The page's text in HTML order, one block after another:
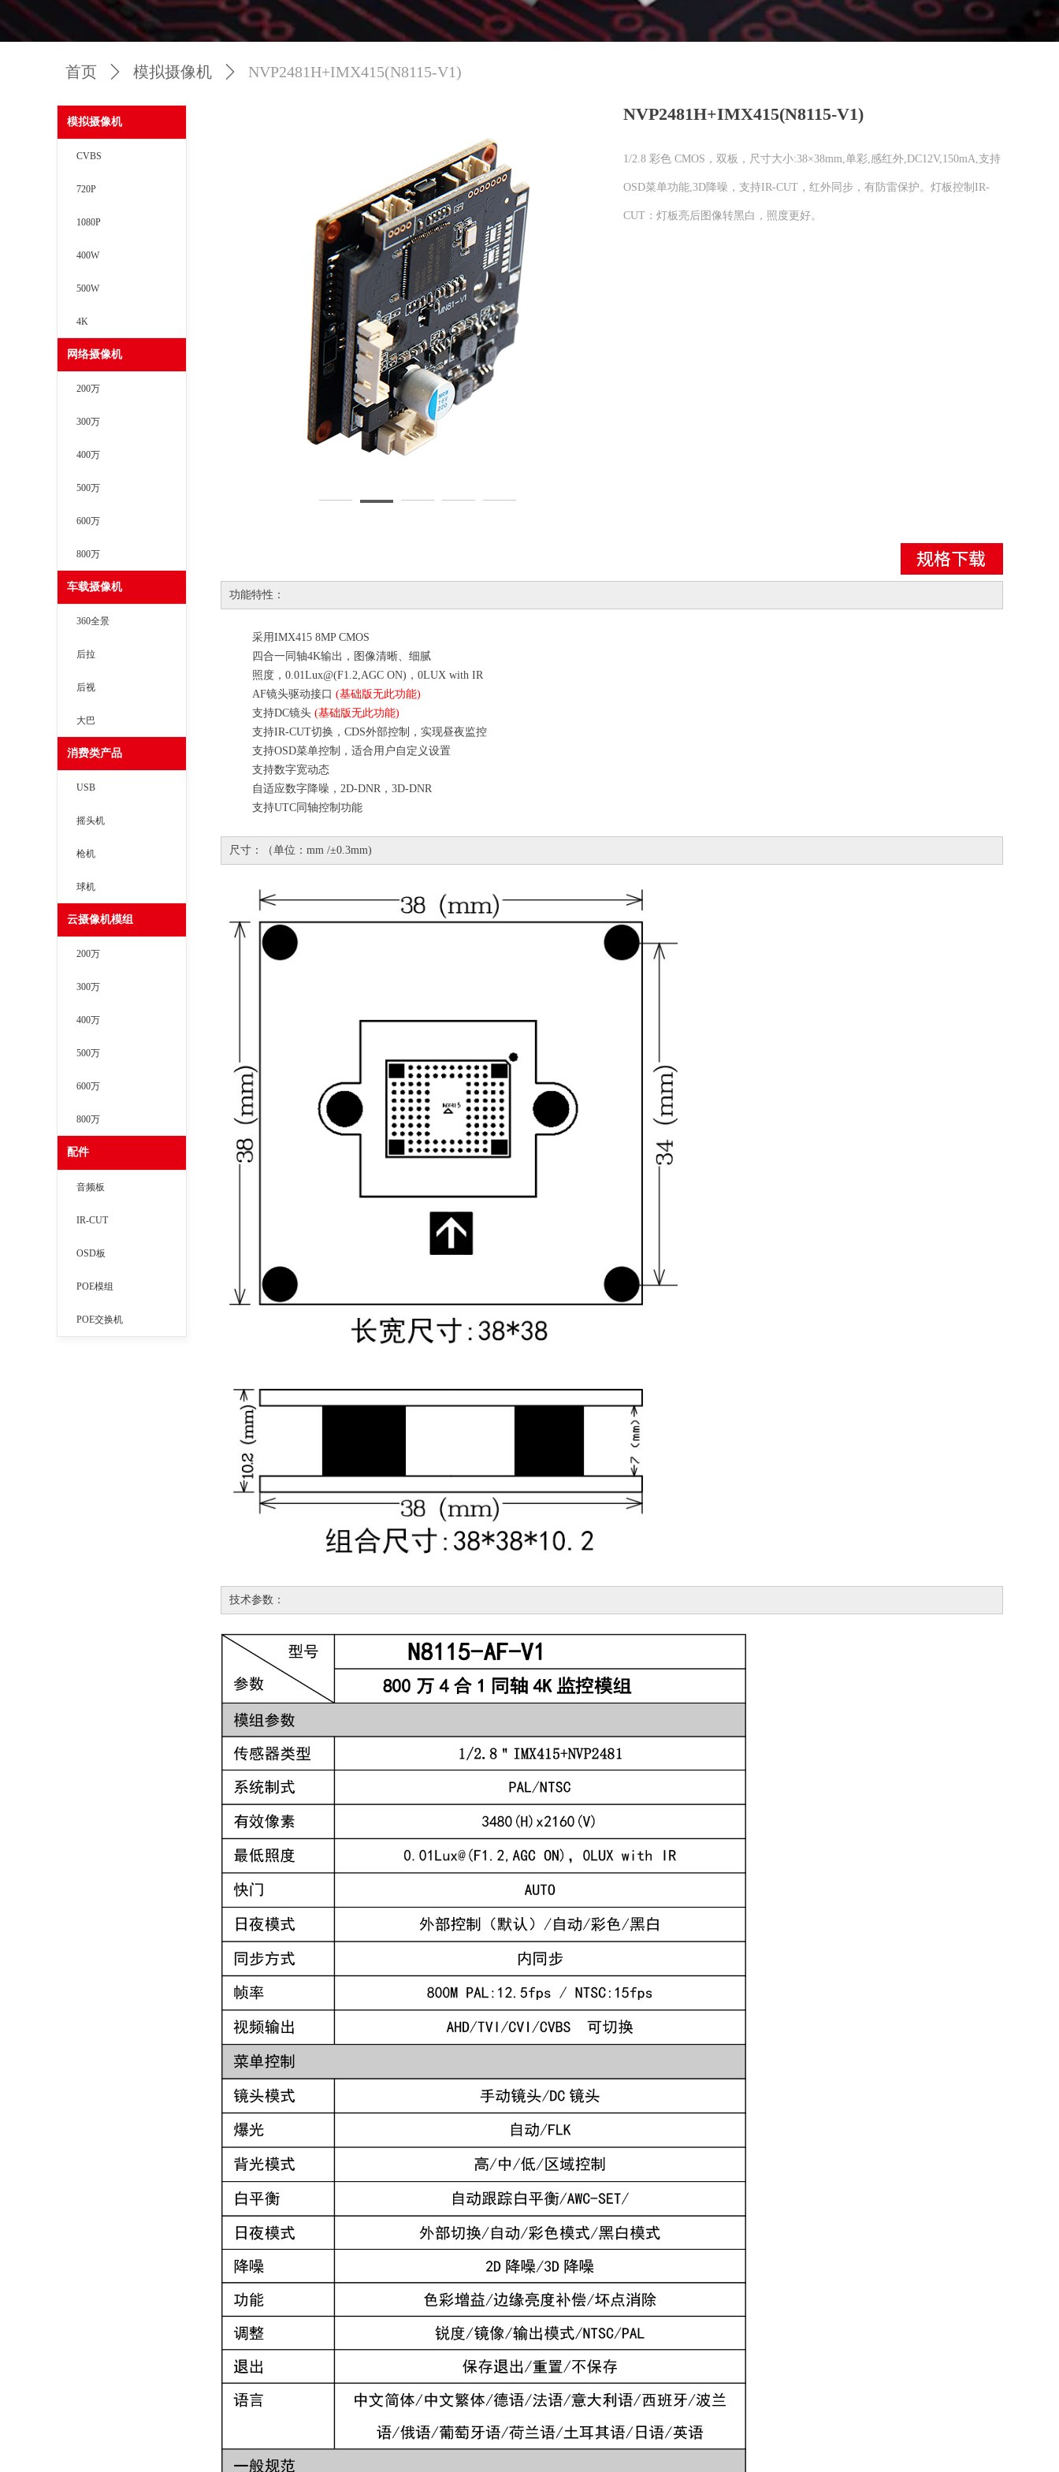
NVP2481H+IMX415(N8115-V1)
1/2.8 彩色 CMOS，双板，尺寸大小:38×38mm,单彩,感红外,DC12V,150mA,支持
OSD菜单功能,3D降噪，支持IR-CUT，红外同步，有防雷保护。灯板控制IR-
CUT：灯板亮后图像转黑白，照度更好。
功能特性：
采用IMX415 8MP CMOS
四合一同轴4K输出，图像清晰、细腻
照度， 0.01Lux@(F1.2,AGC ON) ， 0LUX with IR
AF镜头驱动接口 (基础版无此功能)
支持DC镜头 (基础版无此功能)
支持IR-CUT切换， CDS外部控制，实现昼夜监控
支持OSD菜单控制，适合用户自定义设置
支持数字宽动态
自适应数字降噪， 2D-DNR ， 3D-DNR
支持UTC 同轴控制功能
尺寸：（单位：mm /±0.3mm)
技术参数：
模拟摄像机
CVBS
720P
1080P
400W
500W
4K
网络摄像机
200万
300万
400万
500万
600万
800万
车载摄像机
360全景
后拉
后视
大巴
消费类产品
USB
摇头机
枪机
球机
云摄像机模组
200万
300万
400万
500万
600万
800万
配件
音频板
IR-CUT
OSD板
POE模组
POE交换机
首页 ꄲ 模拟摄像机 ꄲ NVP2481H+IMX415(N8115-V1)